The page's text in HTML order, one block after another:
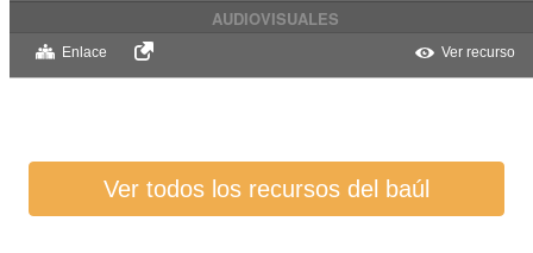
AUDIOVISUALES
Enlace Ver recurso
Ver todos los recursos del baúl